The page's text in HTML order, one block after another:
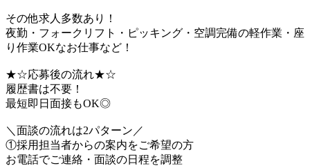
その他求人多数あり！
夜勤・フォークリフト・ピッキング・空調完備の軽作業・座
り作業OKなお仕事など！
★☆応募後の流れ★☆
履歴書は不要！
最短即日面接もOK◎
＼面談の流れは2パターン／
①採用担当者からの案内をご希望の方
お電話でご連絡・面談の日程を調整